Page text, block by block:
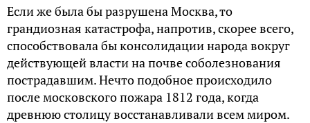
Если же была бы разрушена Москва, то
грандиозная катастрофа, напротив, скорее всего,
способствовала бы консолидации народа вокруг
действующей власти на почве соболезнования
пострадавшим. Нечто подобное происходило
после московского пожара 1812 года, когда
древнюю столицу восстанавливали всем миром.